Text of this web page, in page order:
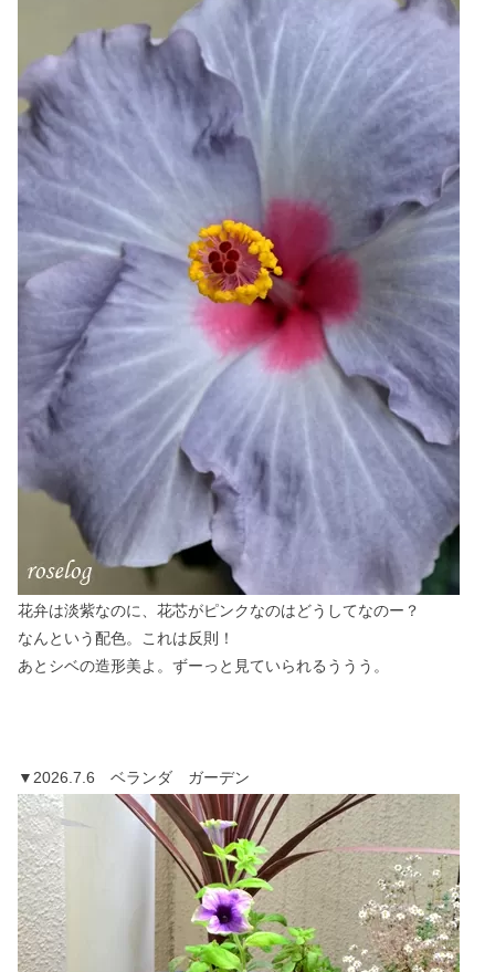
花弁は淡紫なのに、花芯がピンクなのはどうしてなのー？
なんという配色。これは反則！
あとシベの造形美よ。ずーっと見ていられるううう。
▼2026.7.6 ベランダ ガーデン